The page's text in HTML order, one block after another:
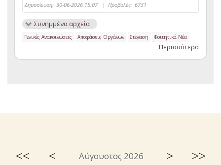
Δημοσίευση: 30-06-2026 15:07 | Προβολές: 6731
Συνημμένα αρχεία
Γενικές Ανακοινώσεις Αποφάσεις Οργάνων Στέγαση Φοιτητικά Νέα
Περισσότερα
<< < Αύγουστος 2026 > >>